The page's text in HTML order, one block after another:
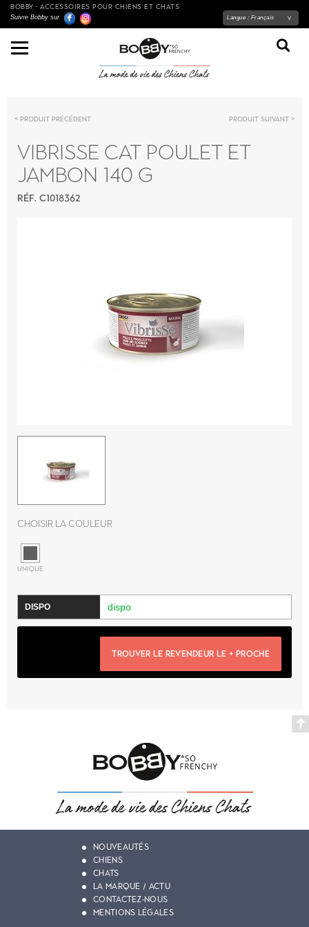
BOBBY - ACCESSOIRES POUR CHIENS ET CHATS
Suivre Bobby sur Langue : Français
Produit précédent Produit suivant
VIBRISSE CAT POULET ET
JAMBON 140 G
RÉF. C1018362
Choisir la couleur
UNIQUE
dispo
TROUVER LE REVENDEUR LE + PROCHE
NOUVEAUTÉS
CHIENS
CHATS
LA MARQUE / ACTU
CONTACTEZ-NOUS
MENTIONS LÉGALES